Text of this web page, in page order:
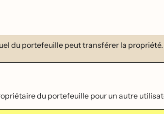
du portefeuille peut transférer la propriété.
du portefeuille pour un autre